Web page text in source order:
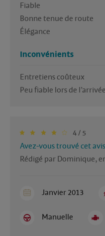
Fiable
Bonne tenue de route
Élégance
Inconvénients
Entretiens coûteux
Peu fiable lors de
4 / 5
Avez-vous trouvé cet
Rédigé par Dominique,
Janvier 2013
Manuelle